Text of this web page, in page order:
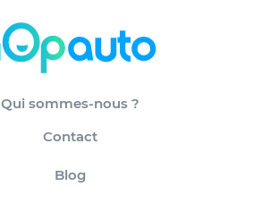
Qui sommes-nous ?
Contact
Blog